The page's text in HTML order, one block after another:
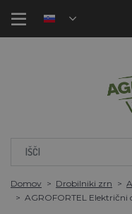
Domov Drobilniki zrn
AGROFORTEL Električni